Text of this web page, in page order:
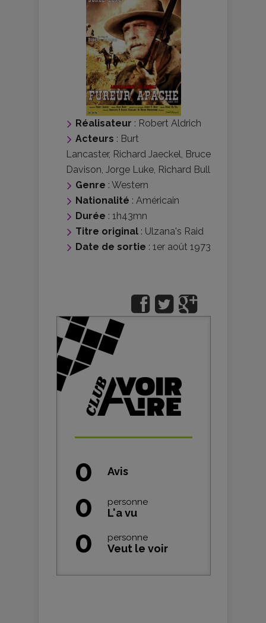
Réalisateur : Robert Aldrich
Acteurs : Burt
Lancaster, Richard Jaeckel, Bruce
Davison, Jorge Luke, Richard Bull
Genre : Western
Nationalité : Américain
Durée : 1h43mn
Titre original : Ulzana's Raid
Date de sortie : 1er août 1973
0 Avis
0 personne
L'a vu
0 personne
Veut le voir